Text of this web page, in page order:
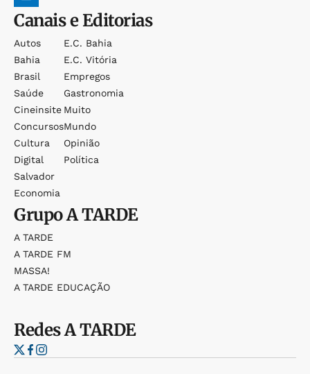
Canais e Editorias
Autos
Bahia
Brasil
Saúde
Cineinsite
Concursos
Cultura
Digital
Salvador
Economia
E.c. Bahia
E.c. Vitória
Empregos
Gastronomia
Muito
Mundo
Opinião
Política
GrupoA TARDE
A TARDE
A TARDE FM
MASSA!
A TARDE EDUCAÇÃO
RedesA TARDE